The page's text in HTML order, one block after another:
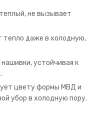
не вызывает
тепло даже в холодную,
устойчивая к
цвету формы МВД и
убор в холодную пору.